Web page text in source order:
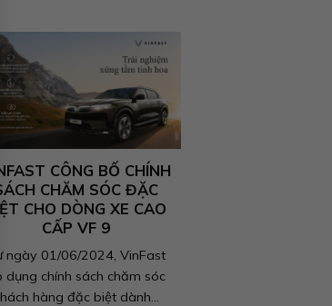
CÔNG BỐ CHÍNH
CHĂM SÓC ĐẶC
CHO DÒNG XE CAO
CẤP VF 9
ngày 01/06/2024, VinFast
dụng chính sách chăm sóc
hàng đặc biệt dành...